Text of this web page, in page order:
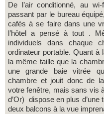
De l’air conditionné, au
passant par le bureau
cafés à se faire dans une
l’hôtel a pensé à tout .
individuels dans chaque
ordinateur portable. Quant à
la même taille que la
une grande baie vitrée
chambre et jouit donc de
votre fenêtre, mais sans vis
d’Or) dispose en plus d’une
deux balcons à la vue